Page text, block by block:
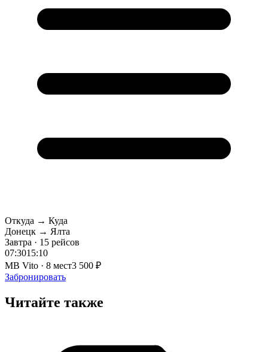
Откуда → Куда
Донецк → Ялта
Завтра · 15 рейсов
07:3015:10
MB Vito · 8 мест3 500 ₽
Забронировать
Читайте также